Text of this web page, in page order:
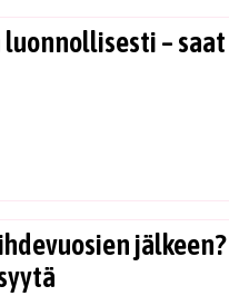
– saat
jälkeen?